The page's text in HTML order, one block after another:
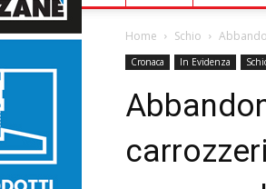
Home Schio
Cronaca In Evidenza